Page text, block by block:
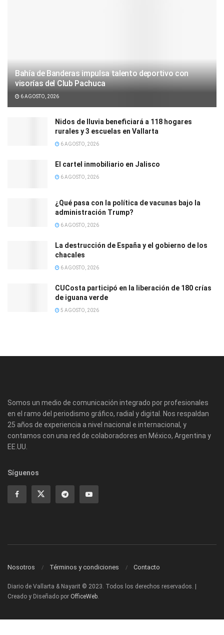
Bahía de Banderas impulsa talento deportivo con
visorías del Club Pachuca
6 AGOSTO, 2026
Nidos de lluvia beneficiará a 118 hogares
rurales y 3 escuelas en Vallarta
6 AGOSTO, 2026
El cartel inmobiliario en Jalisco
6 AGOSTO, 2026
¿Qué pasa con la política de vacunas bajo la
administración Trump?
6 AGOSTO, 2026
La destrucción de España y el gobierno de los
chacales
6 AGOSTO, 2026
CUCosta participó en la liberación de 180 crías
de iguana verde
5 AGOSTO, 2026
Somos un medio de comunicación integrado por profesionales
en el ramo del periodismo gráfico, radial y digital. Nos respaldan
25 años de experiencia a nivel nacional e internacional, y
contamos con una red de colaboradores en México, Argentina y
EE.UU.
Síguenos
Nosotros Términos y condiciones Contacto
Diario de Vallarta & Nayarit © 2023. Todos los derechos reservados. |
Creado y Diseñado por OfficeWeb.